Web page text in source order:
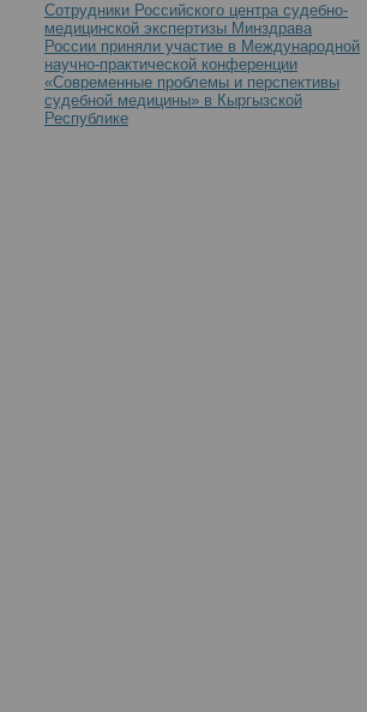
Сотрудники Российского центра судебно-
медицинской экспертизы Минздрава
России приняли участие в Международной
научно-практической конференции
«Современные проблемы и перспективы
судебной медицины» в Кыргызской
Республике